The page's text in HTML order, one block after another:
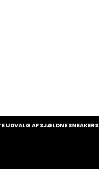
AF SJÆLDNE SNEAKERS